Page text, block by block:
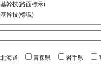
基幹技(路面標示)
基幹技(標識)
北海道 青森県 岩手県